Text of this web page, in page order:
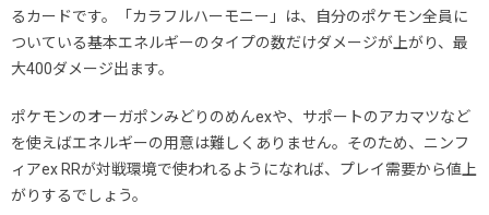
るカードです。「カラフルハーモニー」は、自分のポケモン全員に
ついている基本エネルギーのタイプの数だけダメージが上がり、最
大400ダメージ出ます。
ポケモンのオーガポンみどりのめんexや、サポートのアカマツなど
を使えばエネルギーの用意は難しくありません。そのため、ニンフ
ィアex RRが対戦環境で使われるようになれば、プレイ需要から値上
がりするでしょう。